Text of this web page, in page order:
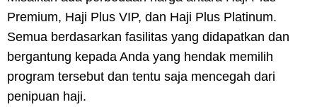
Premium, Haji Plus VIP, dan Haji Plus Platinum.
Semua berdasarkan fasilitas yang didapatkan dan
bergantung kepada Anda yang hendak memilih
program tersebut dan tentu saja mencegah dari
penipuan haji.